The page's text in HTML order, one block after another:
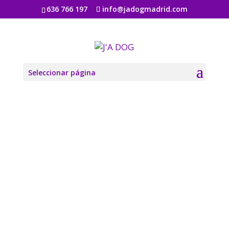
636 766 197 info@jadogmadrid.com
Seleccionar página